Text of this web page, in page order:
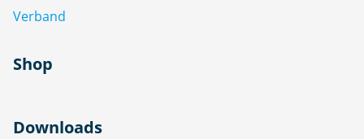
Verband
Shop
Downloads